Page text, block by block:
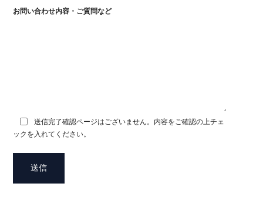
お問い合わせ内容・ご質問など
送信完了確認ページはございません。内容をご確認の上チェ
ックを入れてください。